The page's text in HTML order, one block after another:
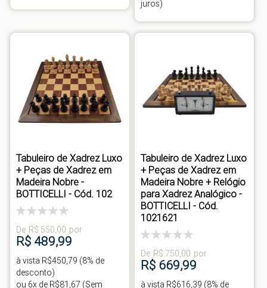
juros)
Tabuleiro de Xadrez Luxo
+ Peças de Xadrez em
Madeira Nobre -
BOTTICELLI - Cód. 102
Classificação:
De R$ 550,00 por
R$ 489,99
à vista R$450,79 (8% de
desconto)
ou 6x de R$81,67 (Sem
Tabuleiro de Xadrez Luxo
+ Peças de Xadrez em
Madeira Nobre + Relógio
para Xadrez Analógico -
BOTTICELLI - Cód.
1021621
Classificação:
De R$ 750,00 por
R$ 669,99
à vista R$616,39 (8% de